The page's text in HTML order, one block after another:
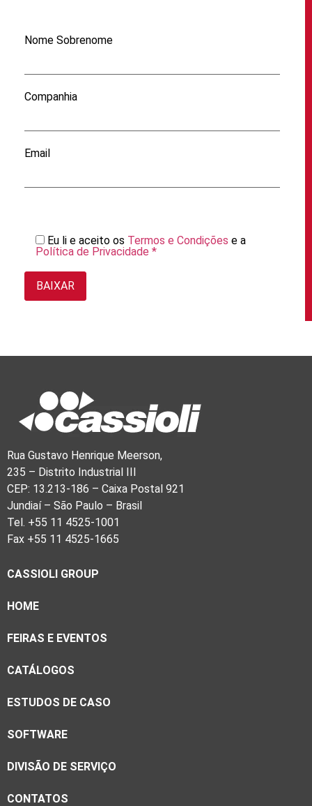
Nome Sobrenome
Companhia
Email
Eu li e aceito os Termos e Condições e a
Política de Privacidade *
Rua Gustavo Henrique Meerson,
235 – Distrito Industrial III
CEP: 13.213-186 – Caixa Postal 921
Jundiaí – São Paulo – Brasil
Tel. +55 11 4525-1001
Fax +55 11 4525-1665
CASSIOLI GROUP
HOME
FEIRAS E EVENTOS
CATÁLOGOS
ESTUDOS DE CASO
SOFTWARE
DIVISÃO DE SERVIÇO
CONTATOS